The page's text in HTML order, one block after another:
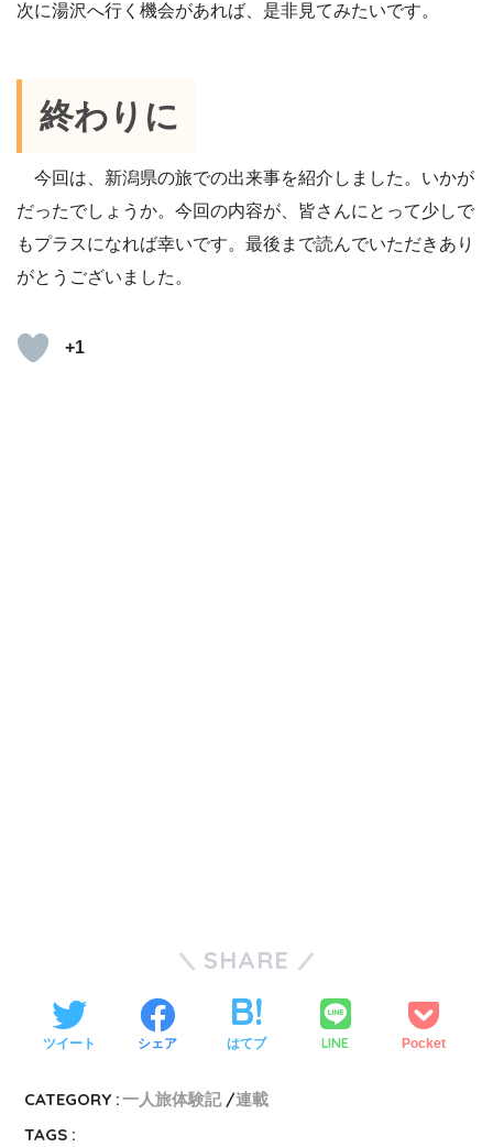
次に湯沢へ行く機会があれば、是非見てみたいです。
終わりに
今回は、新潟県の旅での出来事を紹介しました。いかが
だったでしょうか。今回の内容が、皆さんにとって少しで
もプラスになれば幸いです。最後まで読んでいただきあり
がとうございました。
+1
SHARE
ツイート シェア はてブ LINE Pocket
CATEGORY :一人旅体験記
連載
TAGS :